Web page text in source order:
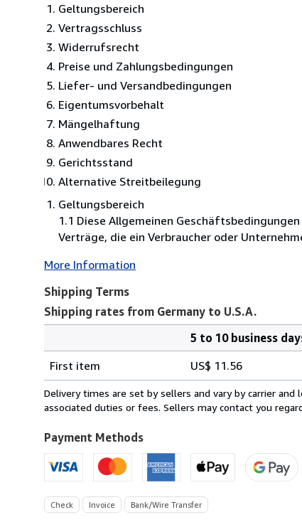
Geltungsbereich
Vertragsschluss
Widerrufsrecht
Preise und Zahlungsbedingungen
Liefer- und Versandbedingungen
Eigentumsvorbehalt
Mängelhaftung
Anwendbares Recht
Gerichtsstand
Alternative Streitbeilegung
Geltungsbereich
1.1 Diese Allgemeinen
Verträge, die ein Verbraucher oder
More Information
Shipping Terms
Shipping rates from Germany to U.S.A.
Shipping
rates
from
Germany
U.S.A.
quantity
5 to 10 business
First item
US$ 11.56
Delivery times are set by sellers and vary by carrier
associated duties or fees. Sellers may contact you
Payment Methods
Check Invoice Bank/Wire Transfer